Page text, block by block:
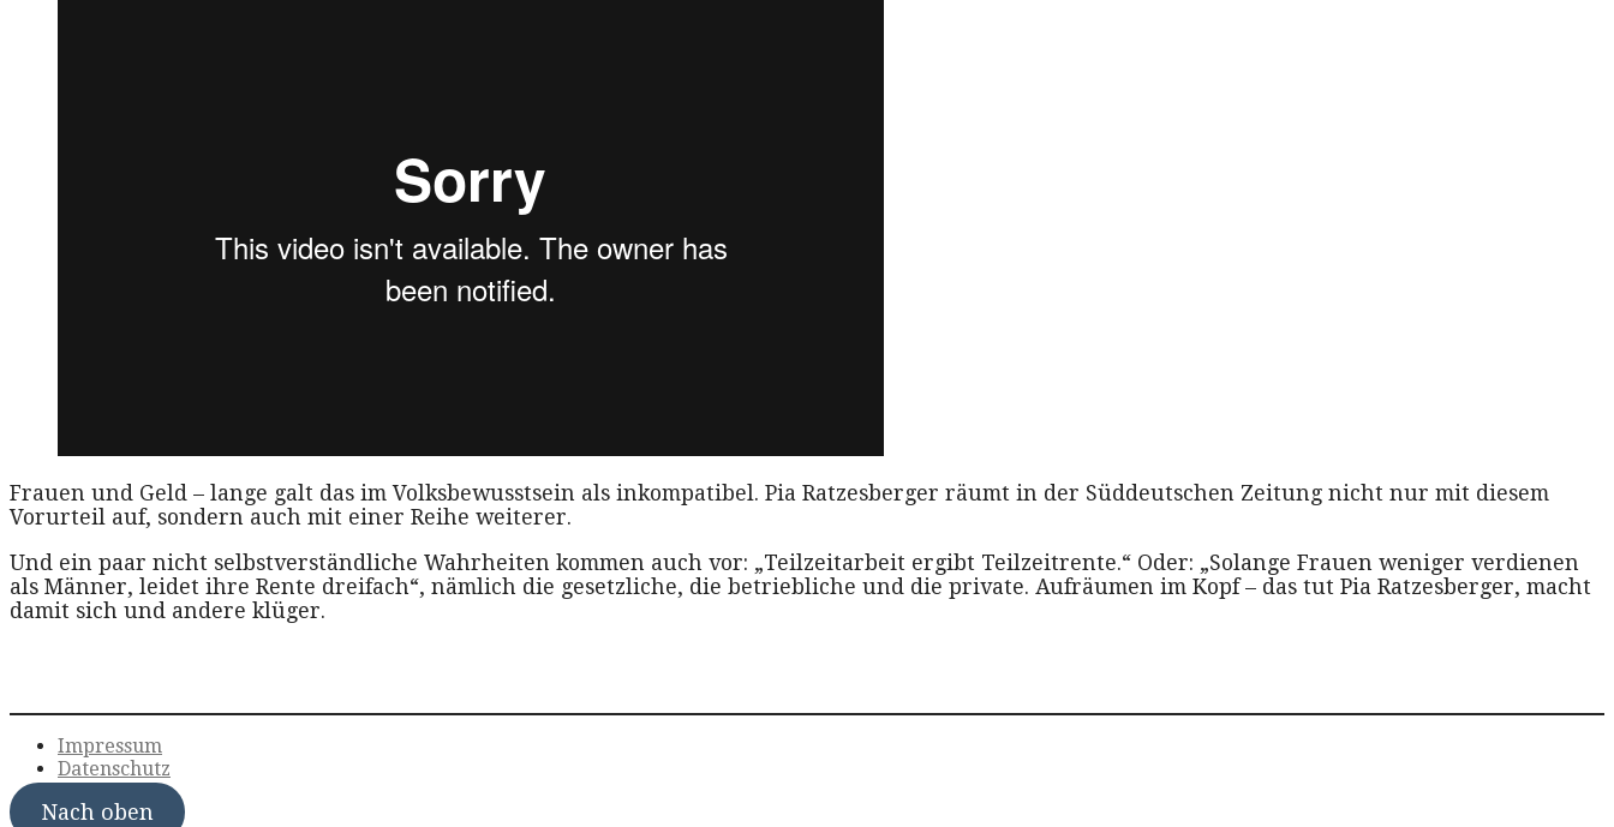
Frauen und Geld – lange galt das im Volksbewusstsein als inkompatibel. Pia Ratzesberger räumt in der Süddeutschen Zeitung nicht nur mit diesem
Vorurteil auf, sondern auch mit einer Reihe weiterer.
Und ein paar nicht selbstverständliche Wahrheiten kommen auch vor: „Teilzeitarbeit ergibt Teilzeitrente.“ Oder: „Solange Frauen weniger verdienen
als Männer, leidet ihre Rente dreifach“, nämlich die gesetzliche, die betriebliche und die private. Aufräumen im Kopf – das tut Pia Ratzesberger, macht
damit sich und andere klüger.
Impressum
Datenschutz
Nach oben